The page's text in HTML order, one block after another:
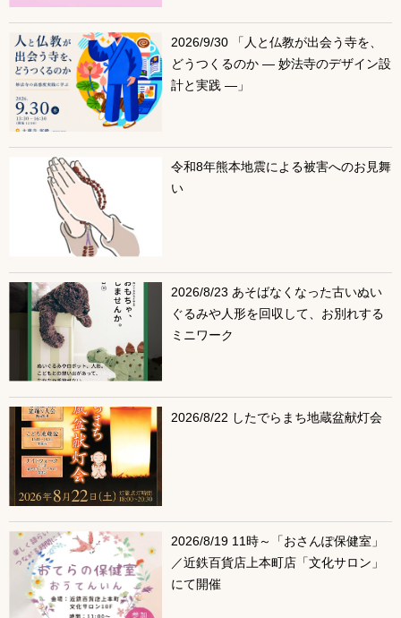
2026/9/30 「人と仏教が出会う寺を、
どうつくるのか ― 妙法寺のデザイン設
計と実践 ―」
令和8年熊本地震による被害へのお見舞
い
2026/8/23 あそばなくなった古いぬい
ぐるみや人形を回収して、お別れする
ミニワーク
2026/8/22 したでらまち地蔵盆献灯会
2026/8/19 11時～「おさんぽ保健室」
／近鉄百貨店上本町店「文化サロン」
にて開催